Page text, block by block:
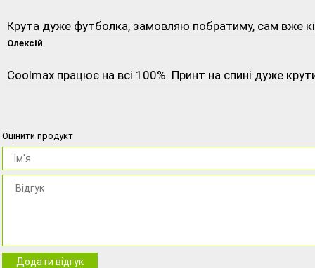
Крута дуже футболка, замовляю побратиму, сам вже
Олексій
Coolmax працює на всі 100%. Принт на спині дуже
Оцінити продукт
Додати відгук